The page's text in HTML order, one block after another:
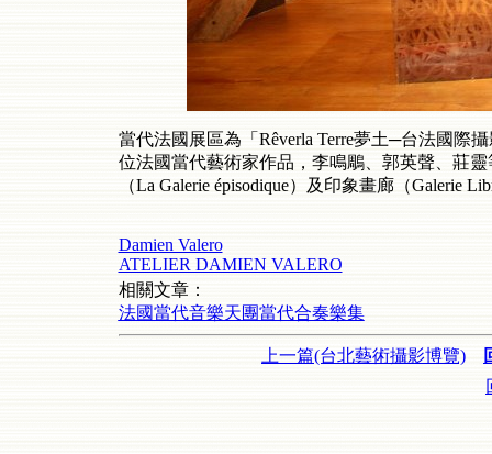
當代法國展區為「Rêverla Terre夢土─台法國際
位法國當代藝術家作品，李鳴鵰、郭英聲、莊
（La Galerie épisodique）及印象畫廊（Galerie
Damien Valero
ATELIER DAMIEN VALERO
相關文章：
法國當代音樂天團當代合奏樂集
上一篇(台北藝術攝影博覽)